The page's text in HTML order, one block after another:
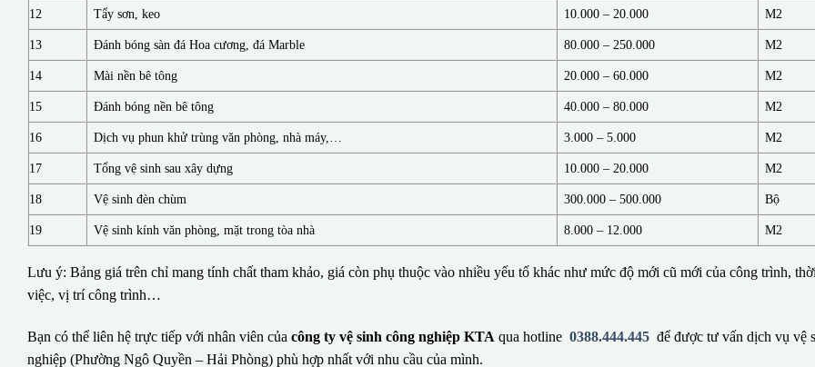
12 Tẩy sơn, keo 10.000 – 20.000 M2
13 Đánh bóng sàn đá Hoa cương, đá Marble 80.000 – 250.000 M2
14 Mài nền bê tông 20.000 – 60.000 M2
15 Đánh bóng nền bê tông 40.000 – 80.000 M2
16 Dịch vụ phun khử trùng văn phòng, nhà máy,… 3.000 – 5.000 M2
17 Tổng vệ sinh sau xây dựng 10.000 – 20.000 M2
18 Vệ sinh đèn chùm 300.000 – 500.000 Bộ
19 Vệ sinh kính văn phòng, mặt trong tòa nhà 8.000 – 12.000 M2
Lưu ý: Bảng giá trên chỉ mang tính chất tham khảo, giá còn phụ thuộc vào nhiều yếu tố khác như mức độ mới cũ mới của công trình,
việc, vị trí công trình…
Bạn có thể liên hệ trực tiếp với nhân viên của công ty vệ sinh công nghiệp KTA qua hotline 0388.444.445 để được tư vấn dịch vụ vệ
nghiệp (Phường Ngô Quyền – Hải Phòng) phù hợp nhất với nhu cầu của mình.